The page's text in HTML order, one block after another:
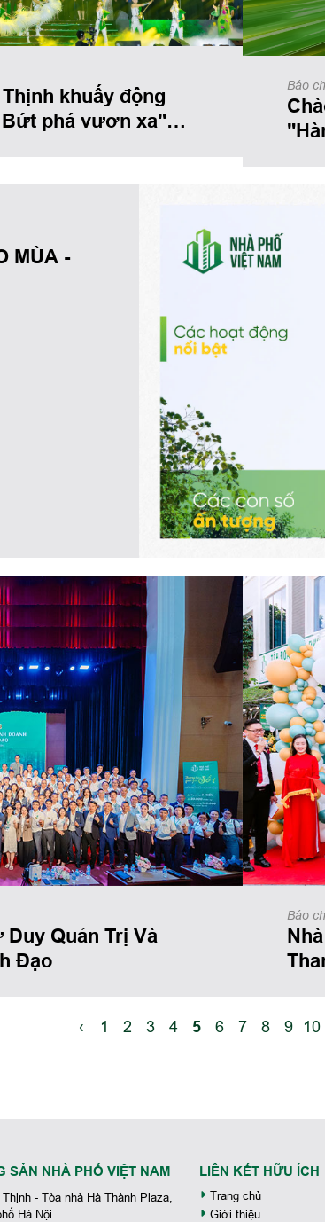
khuấy động
Bứt phá vươn xa"
Báo
Phố
MÙA -
Quản Trị Và
Đạo
Báo
‹ 1 2 3 4 5 6 7 8 9 10
SẢN NHÀ PHỐ VIỆT NAM
- Tòa nhà Hà Thành Plaza,
Hà Nội
LIÊN KẾT HỮU ÍCH
Trang chủ
Giới thiệu